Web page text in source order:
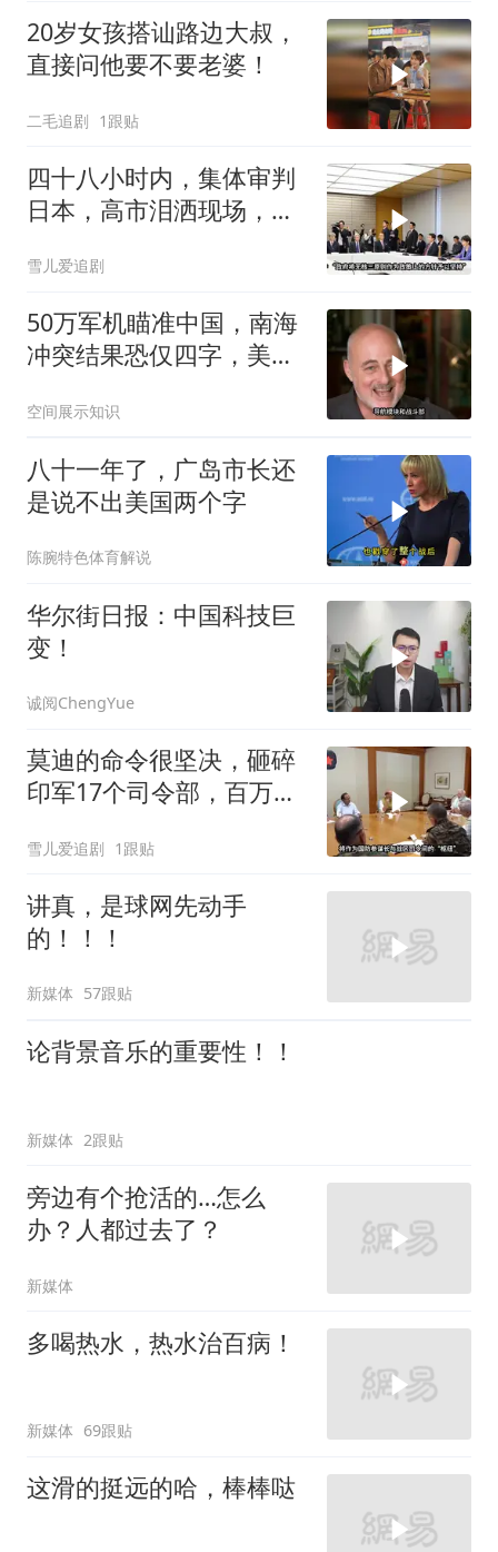
20岁女孩搭讪路边大叔，
直接问他要不要老婆！
二毛追剧 1跟贴
四十八小时内，集体审判
日本，高市泪洒现场，中
雪儿爱追剧
50万军机瞄准中国，南海
冲突结果恐仅四字，美防
空间展示知识
八十一年了，广岛市长还
是说不出美国两个字
陈腕特色体育解说
华尔街日报：中国科技巨
变！
诚阅ChengYue
莫迪的命令很坚决，砸碎
印军17个司令部，百万印
雪儿爱追剧 1跟贴
讲真，是球网先动手
的！！！
新媒体 57跟贴
论背景音乐的重要性！！
新媒体 2跟贴
旁边有个抢活的…怎么
办？人都过去了？
新媒体
多喝热水，热水治百病！
新媒体 69跟贴
这滑的挺远的哈，棒棒哒